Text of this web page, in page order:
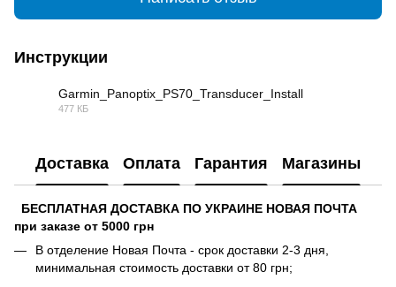
Инструкции
Garmin_Panoptix_PS70_Transducer_Install
477 КБ
Доставка Оплата Гарантия Магазины
БЕСПЛАТНАЯ ДОСТАВКА ПО УКРАИНЕ НОВАЯ ПОЧТА
при заказе от 5000 грн
В отделение Новая Почта - срок доставки 2-3 дня,
минимальная стоимость доставки от 80 грн;